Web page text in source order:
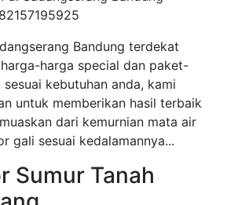
Bandung terdekat
harga special dan paket-
kebutuhan anda, kami
untuk memberikan hasil terbaik
dari kemurnian mata air
gali sesuai kedalamannya...
Sumur Tanah